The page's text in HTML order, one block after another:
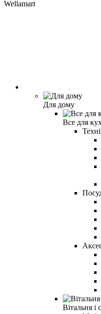
Wellamart
Для дому
Все для
Вітальня і